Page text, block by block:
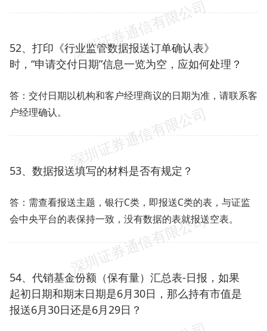
52、打印《行业监管数据报送订单确认表》
时，“申请交付日期”信息一览为空，应如何处理？
答：交付日期以机构和客户经理商议的日期为准，请联系客
户经理确认。
53、数据报送填写的材料是否有规定？
答：需查看报送主题，银行C类，即报送C类的表，与证监
会中央平台的表保持一致，没有数据的表就报送空表。
54、代销基金份额（保有量）汇总表-日报，如果
起初日期和期末日期是6月30日，那么持有市值是
报送6月30日还是6月29日？